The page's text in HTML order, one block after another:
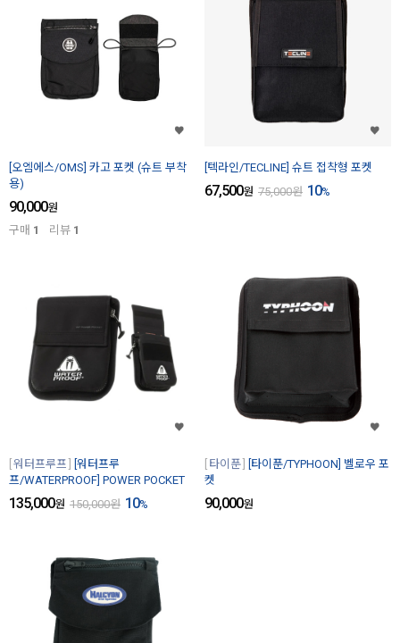
[오엠에스/OMS] 카고 포켓 (슈트 부착
용)
90,000원
구매 1 리뷰 1
[텍라인/TECLINE] 슈트 접착형 포켓
67,500원 75,000원 10%
워터프루프
[워터프루
프/WATERPROOF] POWER POCKET
135,000원 150,000원 10%
타이푼
[타이푼/TYPHOON] 벨로우 포
켓
90,000원